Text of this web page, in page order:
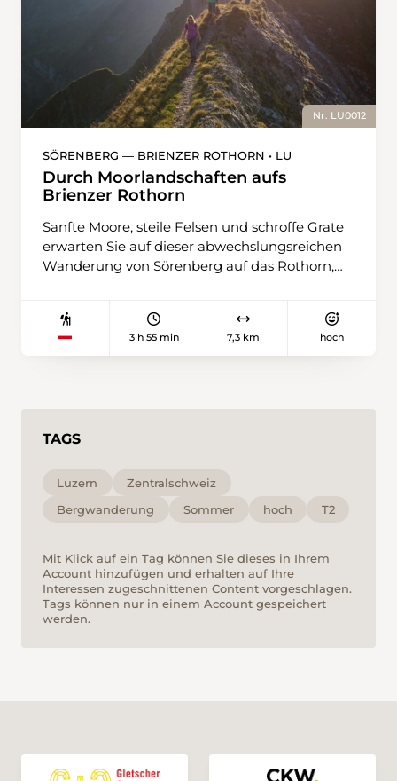
Nr. LU0012
SÖRENBERG — BRIENZER ROTHORN • LU
Durch Moorlandschaften aufs
Brienzer Rothorn
Sanfte Moore, steile Felsen und schroffe Grate
erwarten Sie auf dieser abwechslungsreichen
Wanderung von Sörenberg auf das Rothorn,
folgen Sie der spektakulären Gratwanderung
zum Gipfel des Brienzer Rothorns, wo sich
Glück begegnen Sie einem Steinbock.
3 h 55 min 7,3 km hoch
TAGS
Luzern
Zentralschweiz
Bergwanderung
Sommer hoch T2
Mit Klick auf ein Tag können Sie dieses in Ihrem
Account hinzufügen und erhalten auf Ihre
Interessen zugeschnittenen Content vorgeschlagen.
Tags können nur in einem Account gespeichert
werden.